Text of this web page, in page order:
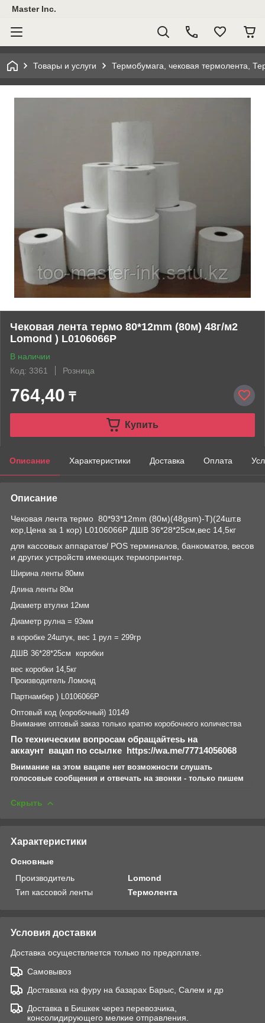
Master Inc.
Товары и услуги Термобумага, чековая термолента,
Чековая лента термо 80*12mm (80м) 48г/м2
Lomond ) L0106066Р
В наличии
Код: 3361
Розница
764,40 ₸
Купить
Описание Характеристики Доставка Оплата
Описание
Чековая лента термо 80*93*12mm (80м)(48gsm)-Т)(24шт.в
кор,Цена за 1 кор) L0106066Р ДШВ 36*28*25см,вес 14,5кг
для кассовых аппаратов/ POS терминалов, банкоматов, весов
и других устройств имеющих термопринтер.
Ширина ленты 80мм
Длина ленты 80м
Диаметр втулки 12мм
Диаметр рулна = 93мм
в коробке 24штук, вес 1 рул = 299гр
ДШВ 36*28*25см коробки
вес коробки 14,5кг
Производитель Ломонд
Партнамбер ) L0106066Р
Оптовый код (коробочный) 10149
Внимание оптовый заказ только кратно коробочного количества
По техническим вопросам обращайтеsь на
аккаунт вацап по ссылке https://wa.me/77714056068
Внимание на этом вацапе нет возможности слушать
голосовые сообщения и отвечать на звонки - только пишем
Скрыть
Характеристики
Основные
Производитель
Lomond
Тип кассовой ленты
Термолента
Условия доставки
Доставка осуществляется только по предоплате.
Самовывоз
Доставака на фуру на базарах Барыс, Салем и др
Доставка в Бишкек через перевозчика,
консолидирующего мелкие отправления.